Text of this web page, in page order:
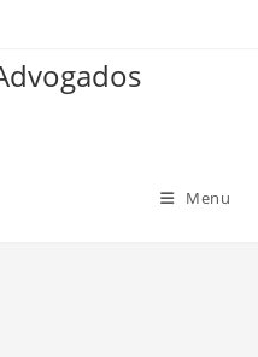
Menu